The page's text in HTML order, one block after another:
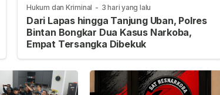
Hukum dan Kriminal - 3 hari yang lalu
Dari Lapas hingga Tanjung Uban, Polres
Bintan Bongkar Dua Kasus Narkoba,
Empat Tersangka Dibekuk